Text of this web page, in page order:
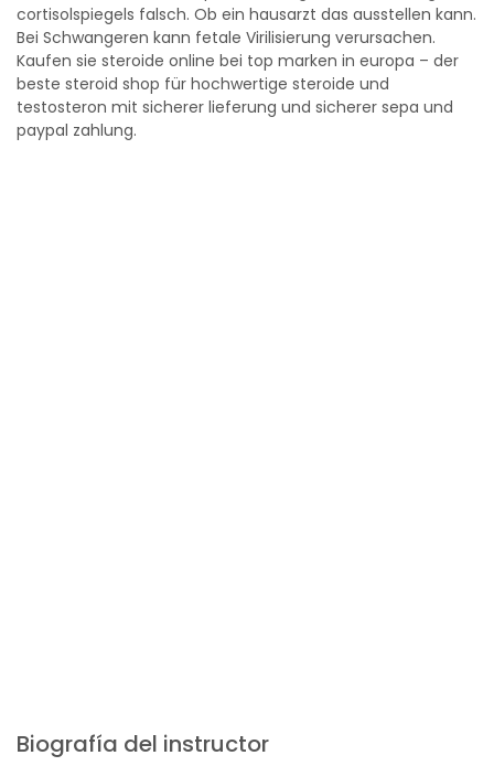
cortisolspiegels falsch. Ob ein hausarzt das ausstellen kann.
Bei Schwangeren kann fetale Virilisierung verursachen.
Kaufen sie steroide online bei top marken in europa – der
beste steroid shop für hochwertige steroide und
testosteron mit sicherer lieferung und sicherer sepa und
paypal zahlung.
Biografía del instructor